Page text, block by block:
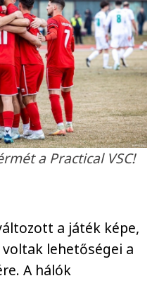
a Practical VSC!
a játék képe,
lehetőségei a
A hálók